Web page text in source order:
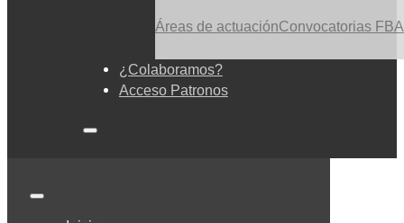
Áreas de actuaciónConvocatorias FBA
¿Colaboramos?
Acceso Patronos